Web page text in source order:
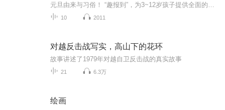
10 2011
对越反击战写实，高山下的花环
故事讲述了1979年对越自卫反击战的真实故事
21 6.3万
绘画